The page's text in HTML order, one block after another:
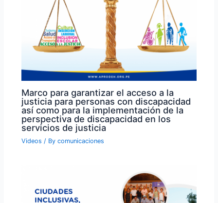
Marco para garantizar el acceso a la
justicia para personas con discapacidad
así como para la implementación de la
perspectiva de discapacidad en los
servicios de justicia
Videos / Bycomunicaciones